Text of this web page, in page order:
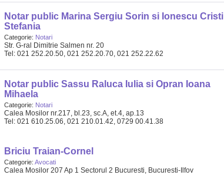
Notar public Marina Sergiu Sorin si Ionescu Cristi
Stefania
Categorie: Notari
Str. G-ral Dimitrie Salmen nr. 20
Tel: 021 252.20.50, 021 252.20.70, 021 252.22.62
Notar public Sassu Raluca Iulia si Opran Ioana
Mihaela
Categorie: Notari
Calea Mosilor nr.217, bl.23, sc.A, et.4, ap.13
Tel: 021 610.25.06, 021 210.01.42, 0729 00.41.38
Briciu Traian-Cornel
Categorie: Avocati
Calea Mosilor 207 Ap 1 Sectorul 2 Bucuresti, Bucuresti-Ilfov